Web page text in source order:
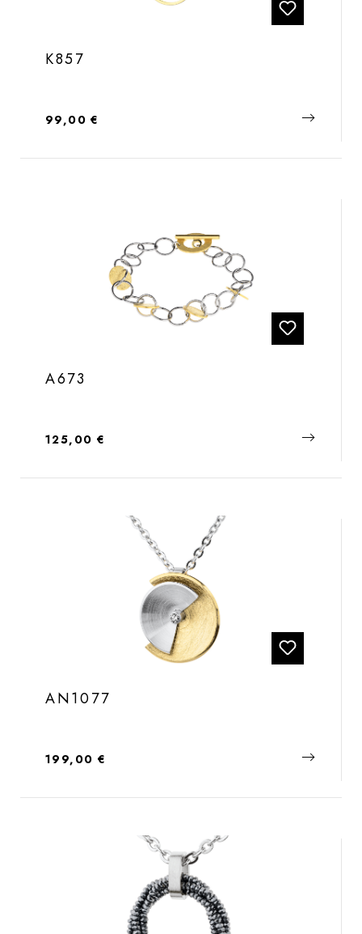
K857
Regulärer Preis:
99,00 €
A673
Regulärer Preis:
125,00 €
AN1077
Regulärer Preis:
199,00 €